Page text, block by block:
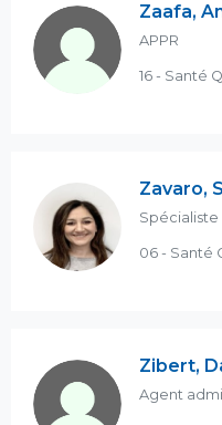
Zaafa,
APPR
16 - Santé
Zavaro,
06 - Santé
Zibert,
Agent